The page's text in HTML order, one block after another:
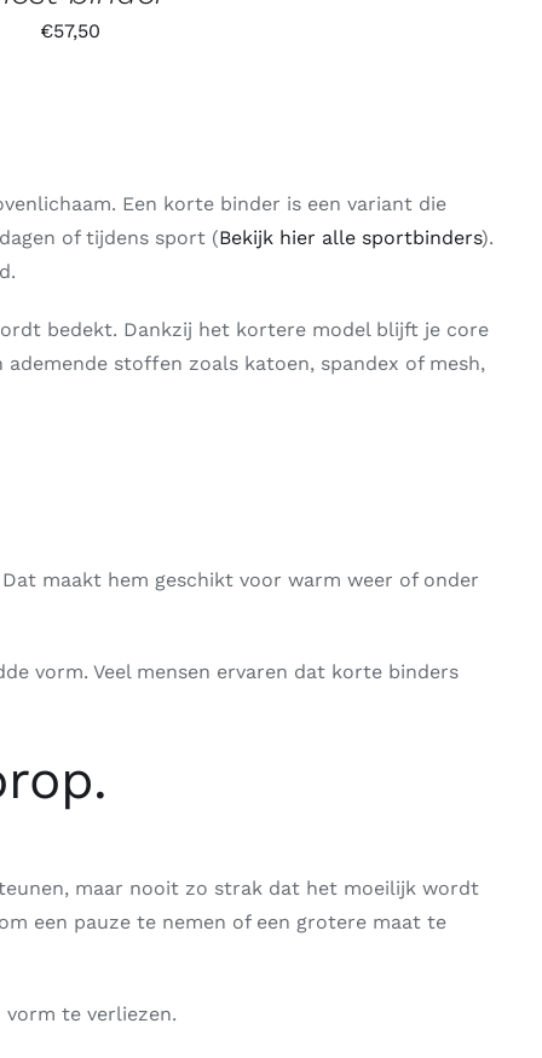
€57,50
Een korte binder is een variant die
of tijdens sport (Bekijk hier alle sportbinders).
bedekt. Dankzij het kortere model blijft je core
stoffen zoals katoen, spandex of mesh,
maakt hem geschikt voor warm weer of onder
vorm. Veel mensen ervaren dat korte binders
maar nooit zo strak dat het moeilijk wordt
een pauze te nemen of een grotere maat te
vorm te verliezen.